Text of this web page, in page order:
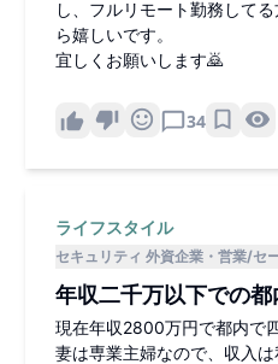
し、フルリモート勤務して
ら嬉しいです。
宜しくお願いします🙇
34
ライフスタイル
セキュリティ 外資企業 営業/セ
年収二千万以下での都
現在年収2800万円で都内で
妻は専業主婦なので、収入